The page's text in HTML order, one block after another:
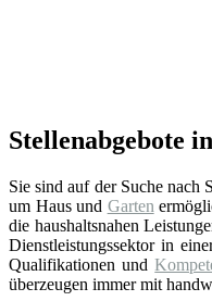
Stellenabgebote
Sie sind auf der Suche
um Haus und Garten
die haushaltsnahen
Dienstleistungssektor in
Qualifikationen und
überzeugen immer mit